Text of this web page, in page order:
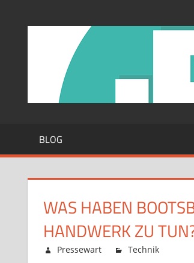
BLOG
WAS HABEN
HANDWERK ZU
Februar 12, 2026
Pressewart Technik